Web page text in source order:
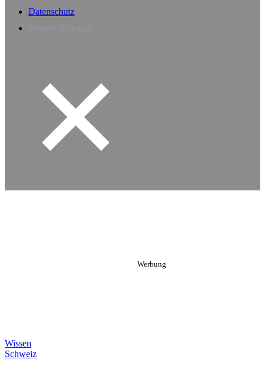
Datenschutz
Wissen
Schweiz